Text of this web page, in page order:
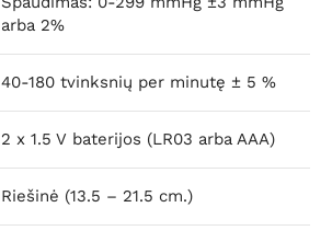
arba 2%
40-180 tvinksnių per minutę ± 5 %
2 x 1.5 V baterijos (LR03 arba AAA)
Riešinė (13.5 – 21.5 cm.)